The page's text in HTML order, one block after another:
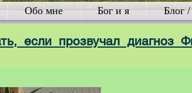
Обо мне Бог и я Блог
если прозвучал диагноз